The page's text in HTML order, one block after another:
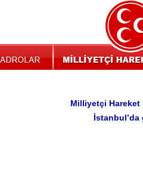
Milliyetçi Hareket
İstanbul’da